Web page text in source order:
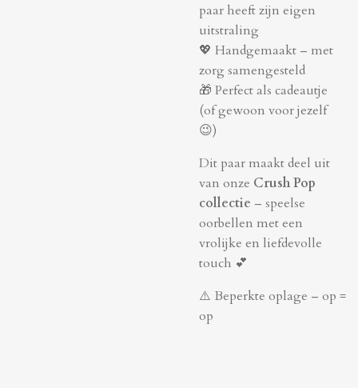
paar heeft zijn eigen
uitstraling
💖 Handgemaakt – met
zorg samengesteld
🎁 Perfect als cadeautje
(of gewoon voor jezelf
😉)
Dit paar maakt deel uit
van onze Crush Pop
collectie – speelse
oorbellen met een
vrolijke en liefdevolle
touch 💕
⚠️ Beperkte oplage – op =
op